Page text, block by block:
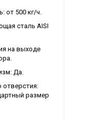
от 500 кг/ч.
сталь AISI
на выходе
Да.
отверстия:
размер